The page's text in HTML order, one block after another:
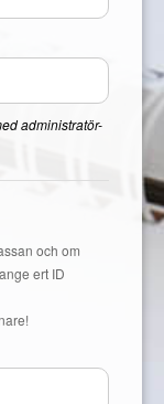
administratör-
och om
ert ID